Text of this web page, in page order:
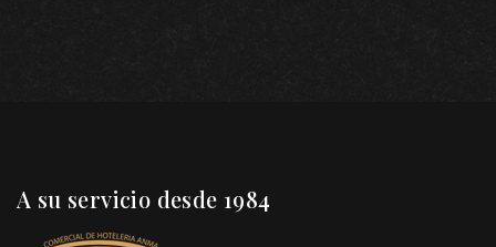
A su servicio desde 1984